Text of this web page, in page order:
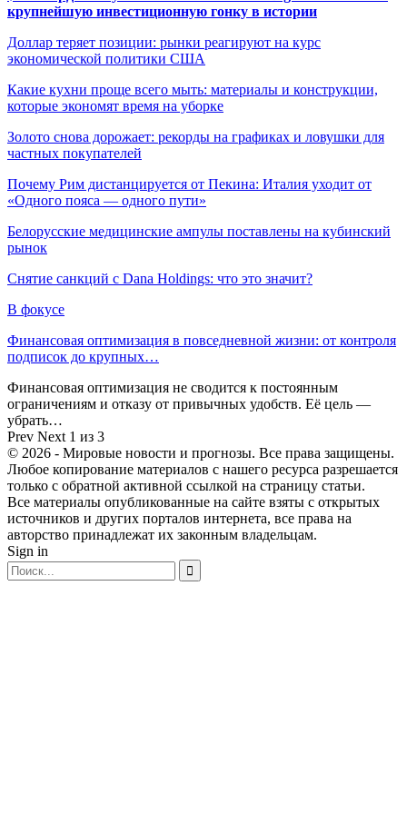
крупнейшую инвестиционную гонку в истории
Доллар теряет позиции: рынки реагируют на курс
экономической политики США
Какие кухни проще всего мыть: материалы и конструкции,
которые экономят время на уборке
Золото снова дорожает: рекорды на графиках и ловушки для
частных покупателей
Почему Рим дистанцируется от Пекина: Италия уходит от
«Одного пояса — одного пути»
Белорусские медицинские ампулы поставлены на кубинский
рынок
Снятие санкций с Dana Holdings: что это значит?
В фокусе
Финансовая оптимизация в повседневной жизни: от контроля
подписок до крупных…
Финансовая оптимизация не сводится к постоянным
ограничениям и отказу от привычных удобств. Её цель —
убрать…
Prev Next 1 из 3
© 2026 - Мировые новости и прогнозы. Все права защищены.
Любое копирование материалов с нашего ресурса разрешается
только с обратной активной ссылкой на страницу статьи.
Все материалы опубликованные на сайте взяты с открытых
источников и других порталов интернета, все права на
авторство принадлежат их законным владельцам.
Sign in